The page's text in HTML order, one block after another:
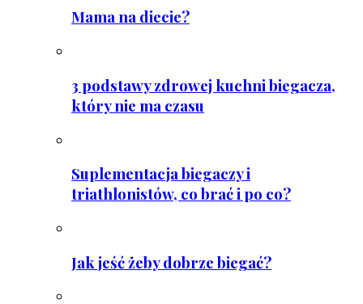
Mama na diecie?
3 podstawy zdrowej kuchni biegacza,
który nie ma czasu
Suplementacja biegaczy i
triathlonistów, co brać i po co?
Jak jeść żeby dobrze biegać?